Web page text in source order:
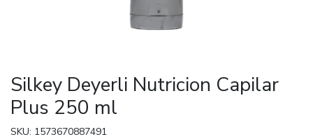
Silkey Deyerli Nutricion Capilar
Plus 250 ml
SKU: 1573670887491